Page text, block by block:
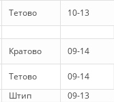
Тетово
10-13
Кратово 09-14
Тетово
09-14
Штип 09-13